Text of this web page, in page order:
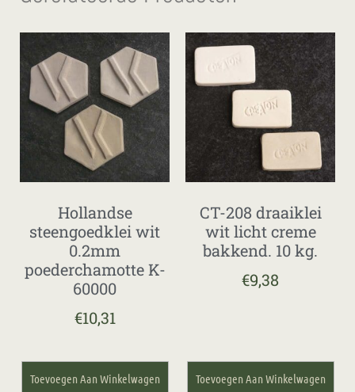
Hollandse
steengoedklei wit
0.2mm
poederchamotte K-
60000
€10,31
Toevoegen Aan Winkelwagen
CT-208 draaiklei
wit licht creme
bakkend. 10 kg.
€9,38
Toevoegen Aan Winkelwagen